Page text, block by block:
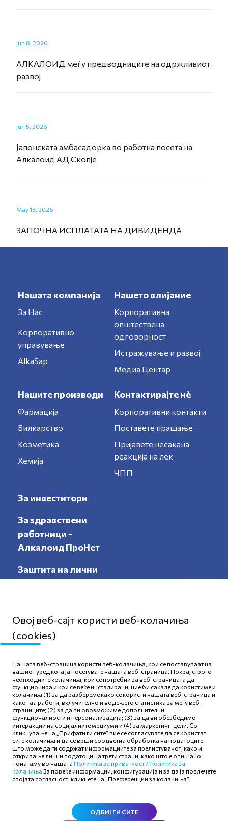
Jun 8, 2026
АЛКАЛОИД меѓу предводниците на одржливиот
развој
Jun 5, 2026
Јапонската амбасадорка во работна посета на
Алкалоид АД Скопје
May 13, 2026
ЗАПОЧНА ИСПЛАТАТА НА ДИВИДЕНДА
Нашата компанија
За Нас
Корпоративно
управување
AlkaSap
Нашето влијание
Корпоративна
општествена
одговорност
Истражување и развој
Медиа Центар
Нашите производи
Фармација
Билкарство
Козметика
Хемија
Контактирајте нè
Корпоративни контакти
Поставете прашање
Пријавете несакана
реакција на лек
ЧПП
За инвеститори
За здравствени
работници -
Алкалоид ПроНет
Заштита на лични
податоци
Политика за приватност
Правила и услови за
користење
Политика за колачиња
Следете нè
Овој веб-сајт користи веб-колачиња
(cookies)
Нашата веб-страница користи веб-колачиња, кои се поставуваат на
вашиот уред кога ја посетувате нашата веб-страница. Покрај строго
неопходните колачиња, кои се потребни за веб-страницата да
функционира и кои се веќе инсталирани, ние би сакале да користиме и
колачиња (1) за да разбереме како се користи нашата веб-страница и
како таа работи, вклучително и водењето статистика за меѓу веб-
страниците; (2) за да ви овозможиме дополнителни
функционалности и персонализација; (3) за да ви обезбедиме
интеракции на социјалните медиуми и (4) за маркетинг-цели. Со
кликнување на „Прифати ги сите“ вие се согласувате да се користат
сите колачиња и да се врши соодветна обработка на податоците
што може да ги содржат информациите за прелистувачот, како и
откривање лични податоци на трети страни, како што е опишано
понатаму во нашата Политика за приватност /Политика за
колачиња За повеќе информации, конфигурација и за да ја повлечете
својата согласност, кликнете на „Преференции за колачиња“.
ОДБИЈ ГИ СИТЕ